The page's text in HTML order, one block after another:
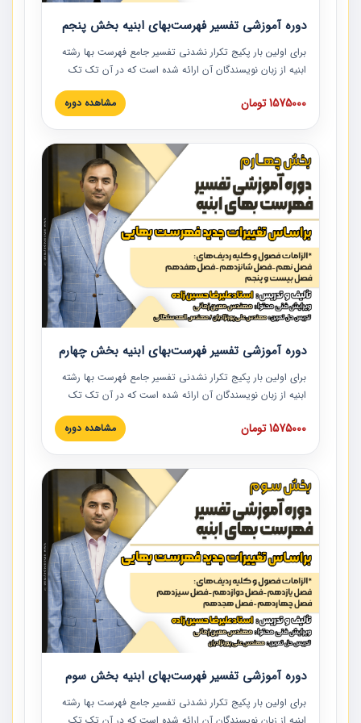
دوره آموزشی تفسیر فهرست‌بهای ابنیه بخش پنجم
برای اولین بار پکیج تکرار نشدنی تفسیر جامع فهرست بها رشته
ابنیه از زبان نویسندگان آن ارائه شده است که در آن تک تک
ردیف ها و مطالب فهرست بها تفسیر و ارائه شده است. این
دوره به صورت کامل تصویری بوده و به همراه تصاویر عملیات
دوره با کلام مهندس علیرضاحسین‌زاده مدیر پروژه مهندسی
مشاور در امر بازنگری فهرست بها رشته ابنیه ارائه شده و به تمام
همکارانی که در حوزه صنعت ساخت در حال فعالیت هستند حتما
توصیه می کنیم از مطالب این دوره استفاده نمایند.
1575000 تومان مشاهده دوره
دوره آموزشی تفسیر فهرست‌بهای ابنیه بخش چهارم
برای اولین بار پکیج تکرار نشدنی تفسیر جامع فهرست بها رشته
ابنیه از زبان نویسندگان آن ارائه شده است که در آن تک تک
ردیف ها و مطالب فهرست بها تفسیر و ارائه شده است. این
دوره به صورت کامل تصویری بوده و به همراه تصاویر عملیات
دوره با کلام مهندس علیرضاحسین‌زاده مدیر پروژه مهندسی
مشاور در امر بازنگری فهرست بها رشته ابنیه ارائه شده و به تمام
همکارانی که در حوزه صنعت ساخت در حال فعالیت هستند حتما
توصیه می کنیم از مطالب این دوره استفاده نمایند.
1575000 تومان مشاهده دوره
دوره آموزشی تفسیر فهرست‌بهای ابنیه بخش سوم
برای اولین بار پکیج تکرار نشدنی تفسیر جامع فهرست بها رشته